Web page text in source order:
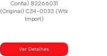
Confia) 82266031
(Original) C34-0033 (Wtk
Import)
Ver Detalhes